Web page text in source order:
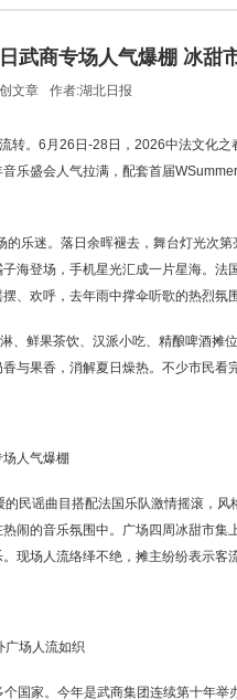
武商专场人气爆棚 冰甜
文章 作者:湖北日报
转。6月26日-28日，2026中法文化之
乐盛会人气拉满，配套首届
乐迷。落日余晖褪去，舞台灯光次第
海登场，手机星光汇成一片星海。法
、欢呼，去年雨中撑伞听歌的热烈氛
、鲜果茶饮、汉派小吃、精酿啤酒摊
与果香，消解夏日燥热。不少市民看
人气爆棚
民谣曲目搭配法国乐队激情摇滚，风
闹的音乐氛围中。广场四周冰甜市集
现场人流络绎不绝，摊主纷纷表示客
广场人流如织
国家。今年是武商集团连续第十年举